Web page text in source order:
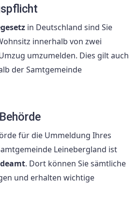
in Deutschland sind Sie
innerhalb von zwei
umzumelden. Dies gilt auch
der Samtgemeinde
für die Ummeldung Ihres
Leinebergland ist
. Dort können Sie sämtliche
und erhalten wichtige